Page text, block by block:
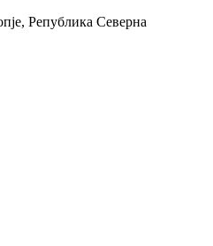
Република Северна